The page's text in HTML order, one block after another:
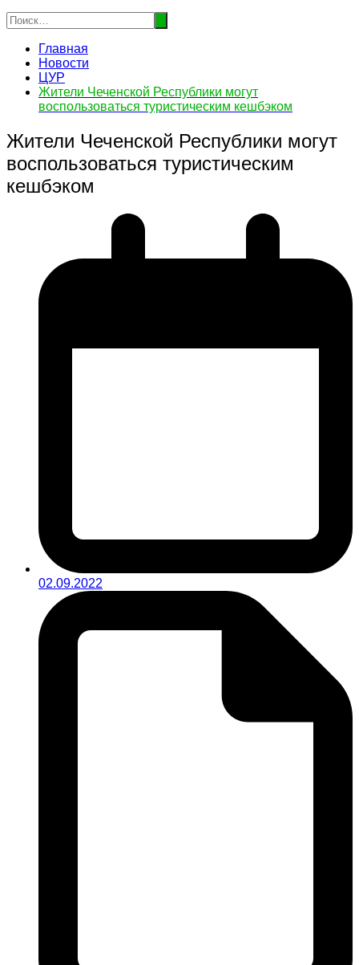
Главная
Новости
ЦУР
Жители Чеченской Республики могут
воспользоваться туристическим кешбэком
Жители Чеченской Республики могут
воспользоваться туристическим
кешбэком
02.09.2022